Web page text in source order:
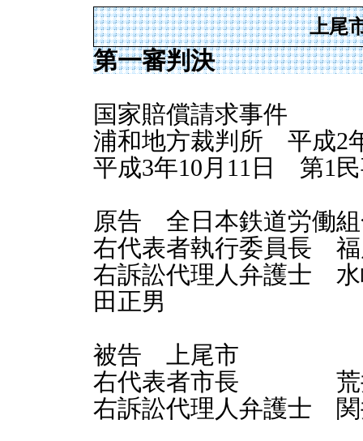
上尾
第一審判決
国家賠償請求事件
浦和地方裁判所 平成2
平成3年10月11日 第1
原告 全日本鉄道労働
右代表者執行委員長 福
右訴訟代理人弁護士
田正男
被告 上尾市
右代表者市長 荒
右訴訟代理人弁護士